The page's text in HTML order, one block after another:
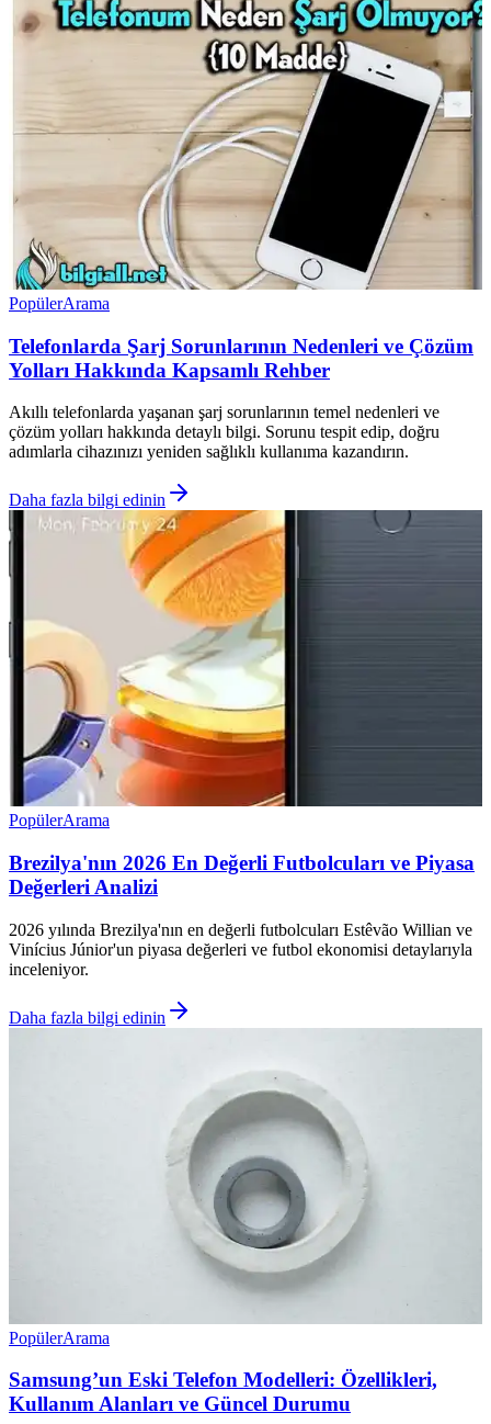
PopülerArama
Telefonlarda Şarj Sorunlarının Nedenleri ve Çözüm
Yolları Hakkında Kapsamlı Rehber
Akıllı telefonlarda yaşanan şarj sorunlarının temel nedenleri ve
çözüm yolları hakkında detaylı bilgi. Sorunu tespit edip, doğru
adımlarla cihazınızı yeniden sağlıklı kullanıma kazandırın.
Daha fazla bilgi edinin
PopülerArama
Brezilya'nın 2026 En Değerli Futbolcuları ve Piyasa
Değerleri Analizi
2026 yılında Brezilya'nın en değerli futbolcuları Estêvão Willian ve
Vinícius Júnior'un piyasa değerleri ve futbol ekonomisi detaylarıyla
inceleniyor.
Daha fazla bilgi edinin
PopülerArama
Samsung’un Eski Telefon Modelleri: Özellikleri,
Kullanım Alanları ve Güncel Durumu